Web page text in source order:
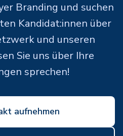
Branding und suchen
Kandidat:innen über
und unseren
Sie uns über Ihre
sprechen!
aufnehmen